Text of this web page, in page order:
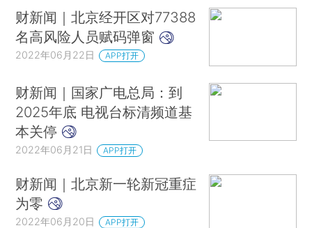
财新闻｜北京经开区对77388
名高风险人员赋码弹窗
2022年06月22日 APP打开
财新闻｜国家广电总局：到
2025年底 电视台标清频道基
本关停
2022年06月21日 APP打开
财新闻｜北京新一轮新冠重症
为零
2022年06月20日 APP打开